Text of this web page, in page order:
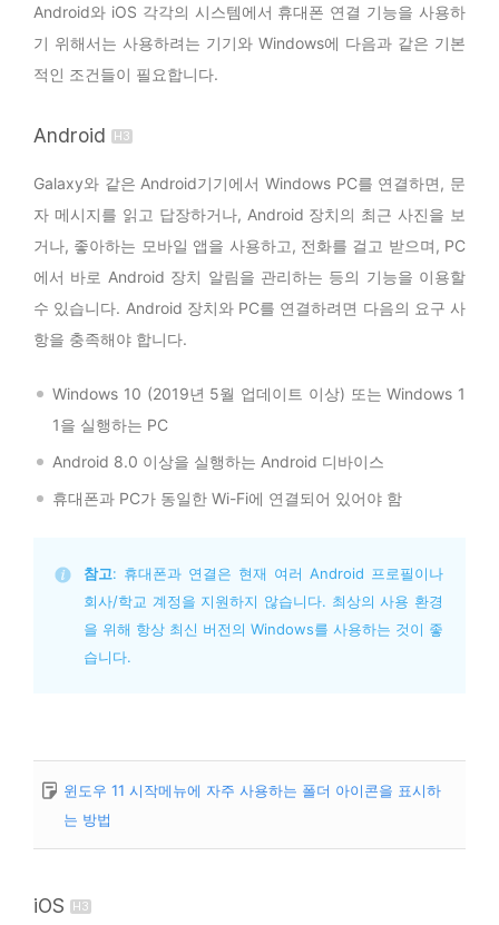
Android와 iOS 각각의 시스템에서 휴대폰 연결 기능을 사용하
기 위해서는 사용하려는 기기와 Windows에 다음과 같은 기본
적인 조건들이 필요합니다.
Android
Galaxy와 같은 Android기기에서 Windows PC를 연결하면, 문
자 메시지를 읽고 답장하거나, Android 장치의 최근 사진을 보
거나, 좋아하는 모바일 앱을 사용하고, 전화를 걸고 받으며, PC
에서 바로 Android 장치 알림을 관리하는 등의 기능을 이용할
수 있습니다. Android 장치와 PC를 연결하려면 다음의 요구 사
항을 충족해야 합니다.
Windows 10 (2019년 5월 업데이트 이상) 또는 Windows 1
1을 실행하는 PC
Android 8.0 이상을 실행하는 Android 디바이스
휴대폰과 PC가 동일한 Wi-Fi에 연결되어 있어야 함
참고: 휴대폰과 연결은 현재 여러 Android 프로필이나
회사/학교 계정을 지원하지 않습니다. 최상의 사용 환경
을 위해 항상 최신 버전의 Windows를 사용하는 것이 좋
습니다.
윈도우 11 시작메뉴에 자주 사용하는 폴더 아이콘을 표시하
는 방법
iOS